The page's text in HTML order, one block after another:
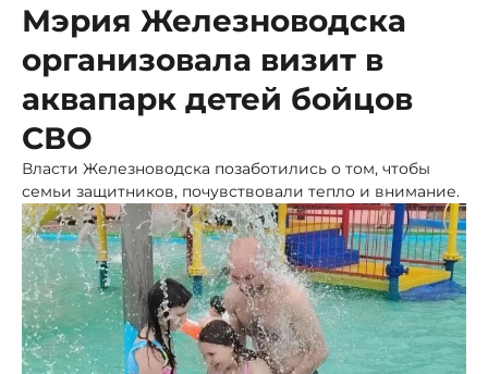
Мэрия Железноводска
организовала визит в
аквапарк детей бойцов
СВО
Власти Железноводска позаботились о том, чтобы
семьи защитников, почувствовали тепло и внимание.